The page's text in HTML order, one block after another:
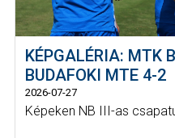
KÉPGALÉRIA: MTK
BUDAFOKI MTE 4-2
2026-07-27
Képeken NB III-as